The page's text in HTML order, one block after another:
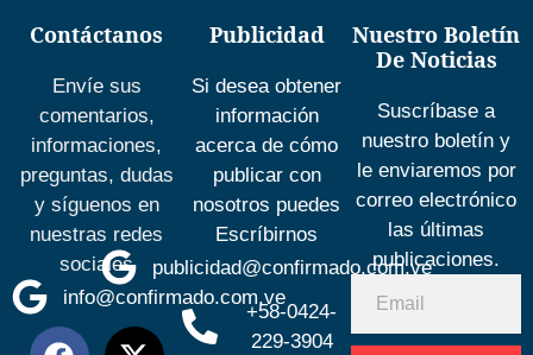
Contáctanos
Envíe sus
comentarios,
informaciones,
preguntas, dudas
y síguenos en
nuestras redes
sociales
info@confirmado.com.ve
Publicidad
Si desea obtener
información
acerca de cómo
publicar con
nosotros puedes
Escríbirnos
publicidad@confirmado.com.ve
+58-0424-
229-3904
Nuestro Boletín
De Noticias
Suscríbase a
nuestro boletín y
le enviaremos por
correo electrónico
las últimas
publicaciones.